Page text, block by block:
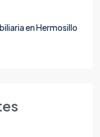
en Hermosillo